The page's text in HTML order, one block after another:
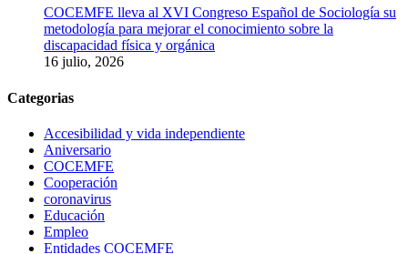
COCEMFE lleva al XVI Congreso Español de Sociología su
metodología para mejorar el conocimiento sobre la
discapacidad física y orgánica
16 julio, 2026
Categorias
Accesibilidad y vida independiente
Aniversario
COCEMFE
Cooperación
coronavirus
Educación
Empleo
Entidades COCEMFE